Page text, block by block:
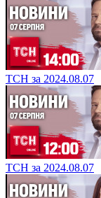
ТСН за 2024.08.07
ТСН за 2024.08.07